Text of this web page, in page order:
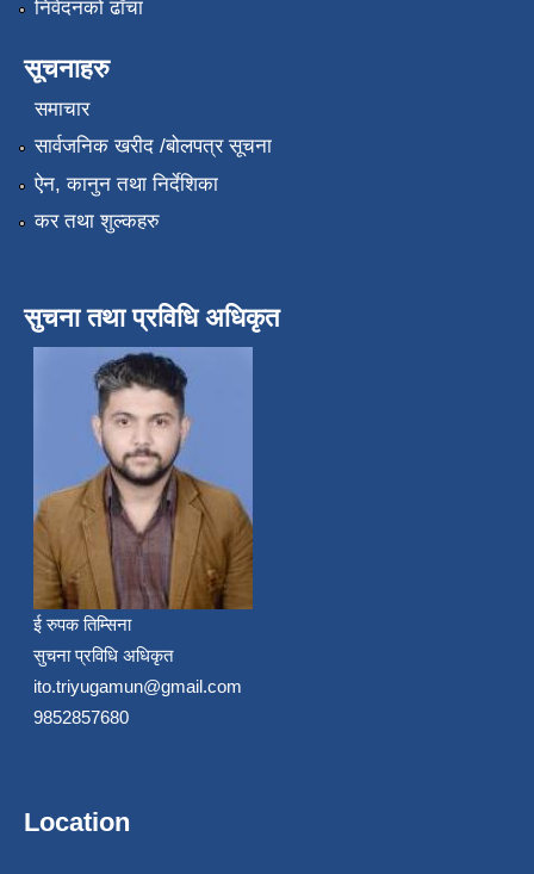
निवेदनको ढाँचा
सूचनाहरु
समाचार
सार्वजनिक खरीद /बोलपत्र सूचना
ऐन, कानुन तथा निर्देशिका
कर तथा शुल्कहरु
सुचना तथा प्रविधि अधिकृत
ई रुपक तिम्सिना
सुचना प्रविधि अधिकृत
ito.triyugamun@gmail.com
9852857680
Location